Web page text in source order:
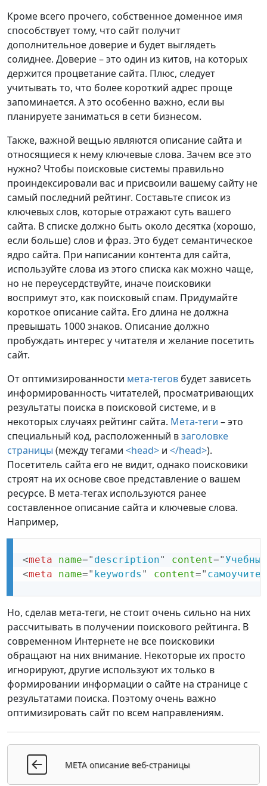
Кроме всего прочего, собственное доменное имя
способствует тому, что сайт получит
дополнительное доверие и будет выглядеть
солиднее. Доверие – это один из китов, на которых
держится процветание сайта. Плюс, следует
учитывать то, что более короткий адрес проще
запоминается. А это особенно важно, если вы
планируете заниматься в сети бизнесом.
Также, важной вещью являются описание сайта и
относящиеся к нему ключевые слова. Зачем все это
нужно? Чтобы поисковые системы правильно
проиндексировали вас и присвоили вашему сайту не
самый последний рейтинг. Составьте список из
ключевых слов, которые отражают суть вашего
сайта. В списке должно быть около десятка (хорошо,
если больше) слов и фраз. Это будет семантическое
ядро сайта. При написании контента для сайта,
используйте слова из этого списка как можно чаще,
но не переусердствуйте, иначе поисковики
воспримут это, как поисковый спам. Придумайте
короткое описание сайта. Его длина не должна
превышать 1000 знаков. Описание должно
пробуждать интерес у читателя и желание посетить
сайт.
От оптимизированности мета-тегов будет зависеть
информированность читателей, просматривающих
результаты поиска в поисковой системе, и в
некоторых случаях рейтинг сайта. Мета-теги – это
специальный код, расположенный взаголовке
страницы (между тегами <head> и </head>).
Посетитель сайта его не видит, однако поисковики
строят на их основе свое представление о вашем
ресурсе. В мета-тегах используются ранее
составленное описание сайта и ключевые слова.
Например,
<meta name=" description" content="
<meta name=" keywords " content="
Но, сделав мета-теги, не стоит очень сильно на них
рассчитывать в получении поискового рейтинга. В
современном Интернете не все поисковики
обращают на них внимание. Некоторые их просто
игнорируют, другие используют их только в
формировании информации о сайте на странице с
результатами поиска. Поэтому очень важно
оптимизировать сайт по всем направлениям.
META описание веб-страницы